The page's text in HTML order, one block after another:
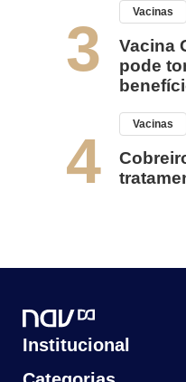
3
Vacinas
Vacina
pode
4
Vacinas
Institucional